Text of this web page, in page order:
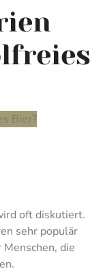
oft diskutiert.
sehr populär
die